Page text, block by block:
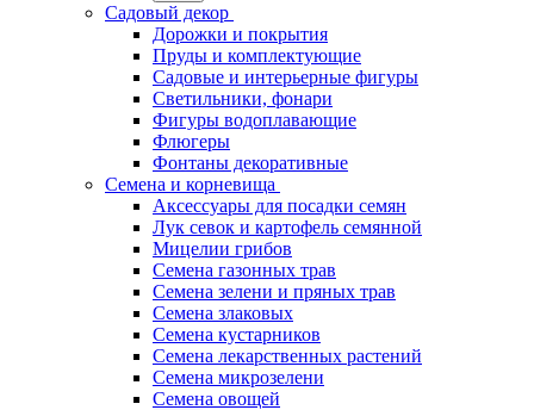
Садовый декор
Дорожки и покрытия
Пруды и комплектующие
Садовые и интерьерные фигуры
Светильники, фонари
Фигуры водоплавающие
Флюгеры
Фонтаны декоративные
Семена и корневища
Аксессуары для посадки семян
Лук севок и картофель семянной
Мицелии грибов
Семена газонных трав
Семена зелени и пряных трав
Семена злаковых
Семена кустарников
Семена лекарственных растений
Семена микрозелени
Семена овощей